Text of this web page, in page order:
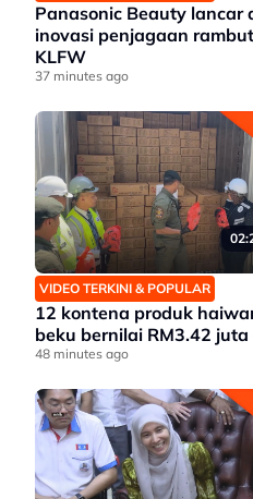
Panasonic Beauty lancar
inovasi penjagaan
KLFW
37 minutes ago
VIDEO TERKINI & POPULAR
12 kontena produk
beku bernilai RM3.42
48 minutes ago